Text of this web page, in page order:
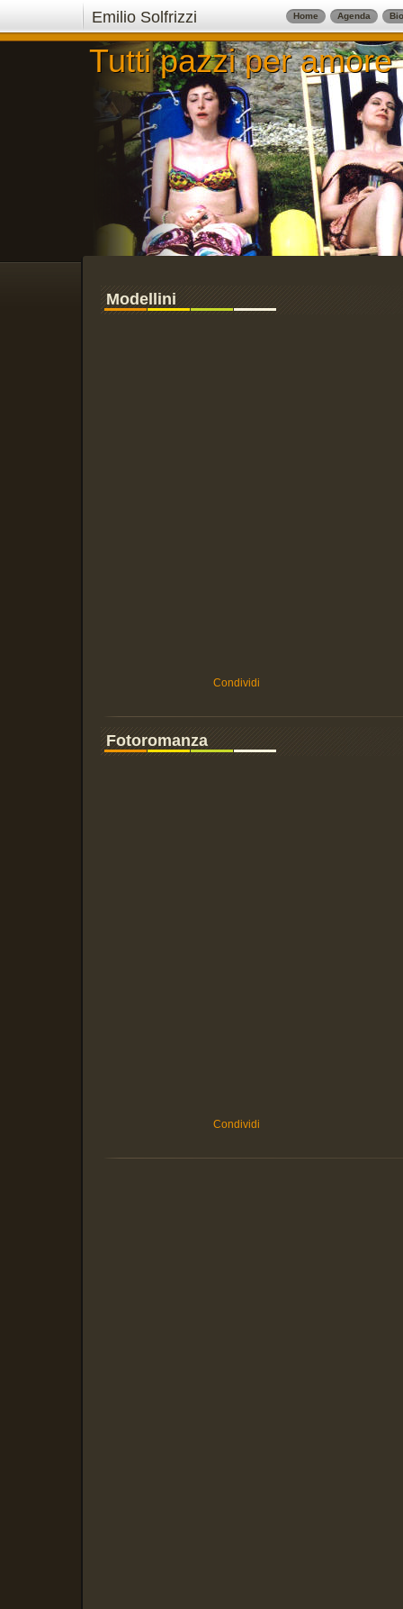
Emilio Solfrizzi Home Agenda
Tutti pazzi per amore
Tutti pazzi per amore
Modellini
Condividi
Fotoromanza
Condividi